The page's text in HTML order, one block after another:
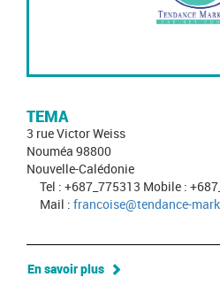
TEMA
3 rue Victor Weiss
Nouméa 98800
Nouvelle-Calédonie
Tel : +687_775313 Mobile :
Mail : francoise@tendance-
En savoir plus